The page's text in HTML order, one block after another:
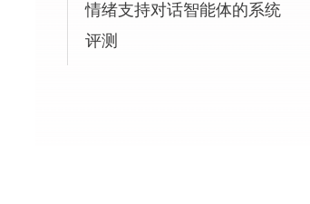
情绪支持对话智能体的系统
评测